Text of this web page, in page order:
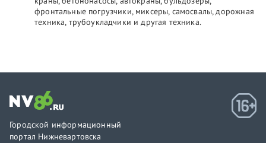
фронтальные погрузчики, миксеры, самосвалы, дорожная
техника, трубоукладчики и другая техника.
Городской информационный
портал Нижневартовска